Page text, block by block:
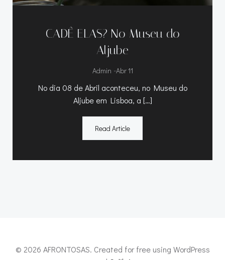
CADÊ ELAS? No Museu do
Aljube
Admin -Abr 11
No dia 08 de Abril aconteceu, no Museu do
Aljube em Lisboa, a […]
Read Article
© 2026 AFRONTOSAS. Created for free using WordPress